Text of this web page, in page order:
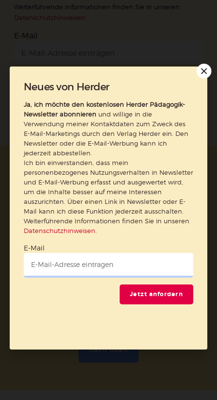
Weiterführende Informationen finden Sie in unseren
Datenschutzhinweisen.
E-Mail
AGB und Widerrufsbelehrung
Barrierefreiheit
Impressum
Vertrag widerrufen
Abo online kündigen
Nach oben
Neues von Herder
Ja, ich möchte den kostenlosen Herder Pädagogik-
Newsletter abonnieren und willige in die
Verwendung meiner Kontaktdaten zum Zweck des
E-Mail-Marketings durch den Verlag Herder ein. Den
Newsletter oder die E-Mail-Werbung kann ich
jederzeit abbestellen.
Ich bin einverstanden, dass mein
personenbezogenes Nutzungsverhalten in Newsletter
und E-Mail-Werbung erfasst und ausgewertet wird,
um die Inhalte besser auf meine Interessen
auszurichten. Über einen Link in Newsletter oder E-
Mail kann ich diese Funktion jederzeit ausschalten.
Weiterführende Informationen finden Sie in unseren
Datenschutzhinweisen
E-Mail
Jetzt anfordern